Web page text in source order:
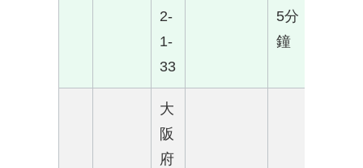
2-
1-
33
5分
鐘
大
阪
府